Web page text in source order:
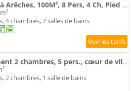
Chalet 3* à Arêches, 100M², 8 Pers, 4 Ch, Pied des Pistes, Cheminée, Terrasse, Wifi - FR-1-342-246
4 chambres, 2 salles de bains
Appartement 2 chambres, 5 pers., cœur de village avec parking - FR-1-342-323
2 chambres, 1 salle de bains